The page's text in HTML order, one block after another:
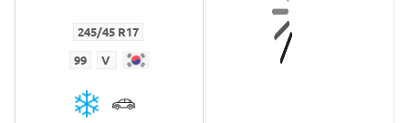
245/45 R17
99 V
245/45 ZR17 XL